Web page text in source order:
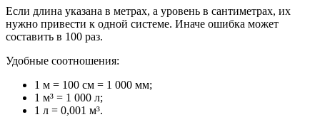
Если длина указана в метрах, а уровень в сантиметрах, их
нужно привести к одной системе. Иначе ошибка может
составить в 100 раз.
Удобные соотношения:
1 м = 100 см = 1 000 мм;
1 м³ = 1 000 л;
1 л = 0,001 м³.